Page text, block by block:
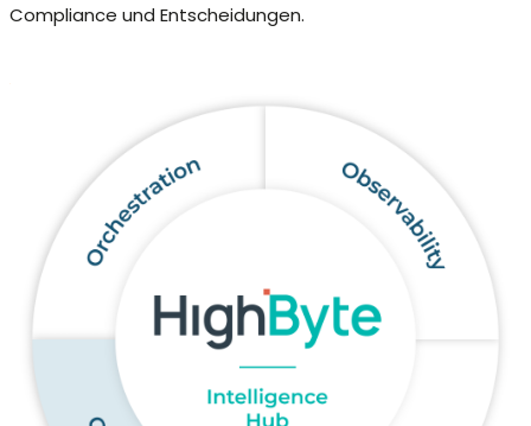
Compliance und Entscheidungen.